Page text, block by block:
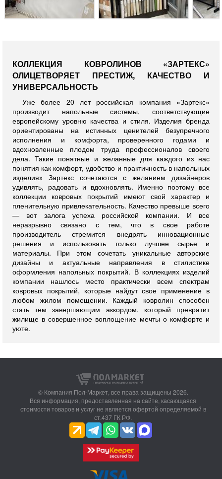
КОЛЛЕКЦИЯ КОВРОЛИНОВ «ЗАРТЕКС»
ОЛИЦЕТВОРЯЕТ ПРЕСТИЖ, КАЧЕСТВО И
УНИВЕРСАЛЬНОСТЬ
Уже более 20 лет российская компания «Зартекс»
производит напольные системы, соответствующие
европейскому уровню качества и стиля. Изделия бренда
ориентированы на истинных ценителей безупречного
исполнения и комфорта, проверенного годами и
вдохновленные плодом труда профессионалов своего
дела. Такие понятные и желанные для каждого из нас
понятия как комфорт, удобство и практичность в напольных
изделиях Зартекс сочетаются с желанием дизайнеров
удивлять, радовать и вдохновлять. Именно поэтому все
коллекции ковровых покрытий имеют свой характер и
пленительную привлекательность. Качество превыше всего
— вот залога успеха российской компании. И все
неразрывно связано с тем, что в свое работе
производитель стремится внедрять инновационные
решения и использовать только лучшее сырье и
материалы. При этом сочетать уникальные авторские
дизайны и актуальные направления в стилистике
оформления напольных покрытий. В коллекциях изделий
компании нашлось место практически всем спектрам
ковровых покрытий, которые найдут свое применение в
любом жилом помещении. Каждый ковролин способен
стать тем завершающим аккордом, который превратит
жилище в совершенное воплощение мечты о комфорте и
уюте.
© Компания Пол-Маркет, все права защищены 2026.
Вся информация, предоставленная на сайте, касающаяся
стоимости товаров и услуг не является офертой определяемой в
ст.437 ГК РФ.